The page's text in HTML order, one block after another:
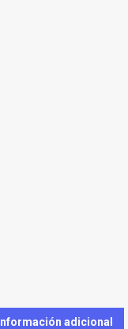
Información adicional